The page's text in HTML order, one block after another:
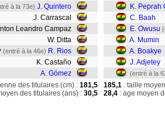
à la 73e) J. Quintero
J. Carrascal
Leandro Campaz
W. Ditta
(entré à la 46e) R. Rios
K. Castaño
A. Gómez
K. Peprah
C. Baah
E. Owusu
A. Mumin
A. Boakye
J. Adjetey
(entré à la
des titulaires (cm) : 181,5
des titulaires (ans) : 30,5
185,1 : taille
28,4 : age moyen